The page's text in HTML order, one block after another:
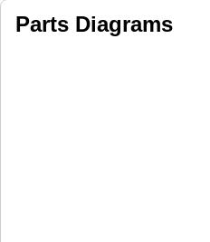
Parts Diagrams